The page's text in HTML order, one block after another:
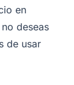
en
deseas
de usar